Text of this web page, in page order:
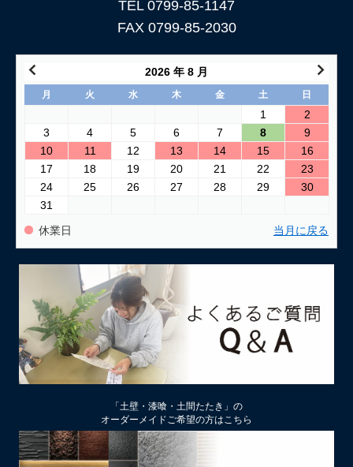
土壁仕上げ材「塗ってくれい」がリニューアルしました！
コンクリートに土壁を塗る方法
2026/04/04
仕上げ材（漆喰や土壁）が部分的に剥がれた壁の塗り替え方法
2026/03/24
古い壁の塗り替え｜失敗しない下地処理のポイント
2026/03/06
「壁カラー」はどんな塗り壁材の着色に使える もちろん土壁
にも！
土壁リフォーム時アクが出たり、出なかったりするのはなぜ？
2026/02/12
土壁仕上げ材「塗ってくれい」「やすらぎ」の色をうすく、淡
くするには
2026/01/22
厚付け補修用中塗り漆喰ドカッと！は滑らかな表面にもできる
TEL 0799-85-1147
FAX 0799-85-2030
2026 年 8 月
月 火 水 木 金 土 日
1
2
3
4 5 6 7 8
9
10
11 12 13 14 15
16
17
18 19 20 21 22
23
24
25 26 27 28 29
30
31
休業日 当月に戻る
「土壁・漆喰・土間たたき」の
オーダーメイドご希望の方はこちら